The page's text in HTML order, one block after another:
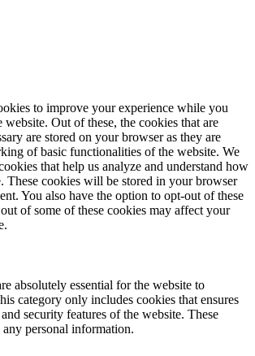
to improve your experience while you
website. Out of these, the cookies that are
are stored on your browser as they are
of basic functionalities of the website. We
that help us analyze and understand how
These cookies will be stored in your browser
You also have the option to opt-out of these
of some of these cookies may affect your
absolutely essential for the website to
category only includes cookies that ensures
security features of the website. These
personal information.